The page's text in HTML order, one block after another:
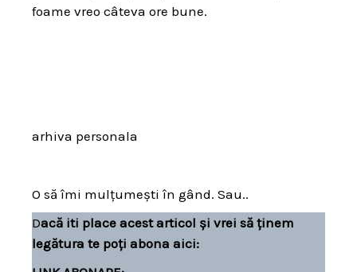
foame vreo câteva ore bune.
arhiva personala
O să îmi mulțumești în gând. Sau..
Dacă iti place acest articol și vrei să ținem
legătura te poți abona aici: